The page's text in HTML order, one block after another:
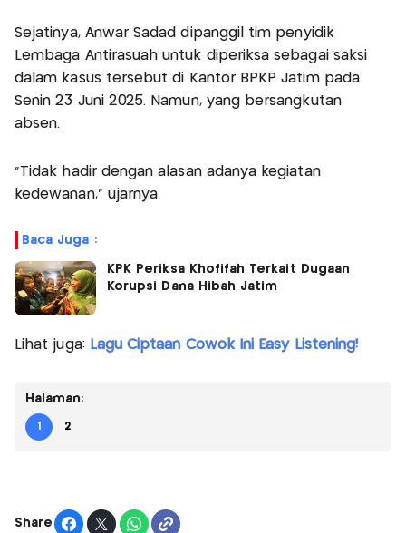
Sejatinya, Anwar Sadad dipanggil tim penyidik
Lembaga Antirasuah untuk diperiksa sebagai saksi
dalam kasus tersebut di Kantor BPKP Jatim pada
Senin 23 Juni 2025. Namun, yang bersangkutan
absen.
"Tidak hadir dengan alasan adanya kegiatan
kedewanan," ujarnya.
Baca Juga :
KPK Periksa Khofifah Terkait Dugaan
Korupsi Dana Hibah Jatim
Lihat juga: Lagu Ciptaan Cowok Ini Easy Listening!
Halaman:
1 2
Share